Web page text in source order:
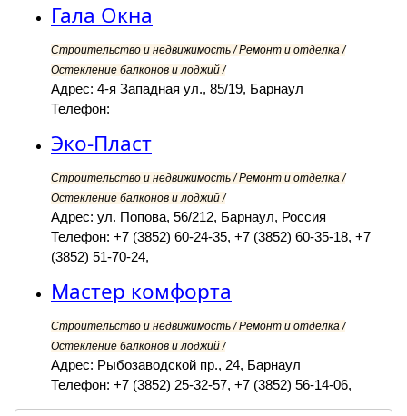
Гала Окна
Строительство и недвижимость / Ремонт и отделка /
Остекление балконов и лоджий /
Адрес: 4-я Западная ул., 85/19, Барнаул
Телефон:
Эко-Пласт
Строительство и недвижимость / Ремонт и отделка /
Остекление балконов и лоджий /
Адрес: ул. Попова, 56/212, Барнаул, Россия
Телефон: +7 (3852) 60-24-35, +7 (3852) 60-35-18, +7
(3852) 51-70-24,
Мастер комфорта
Строительство и недвижимость / Ремонт и отделка /
Остекление балконов и лоджий /
Адрес: Рыбозаводской пр., 24, Барнаул
Телефон: +7 (3852) 25-32-57, +7 (3852) 56-14-06,